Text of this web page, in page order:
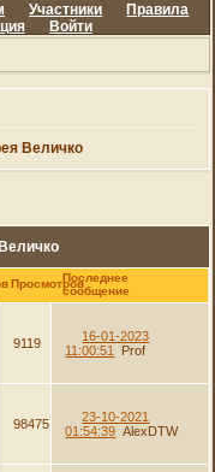
Участники
Правила
Войти
Величко
ПросмотровПоследнее
сообщение
9119
16-01-2023
11:00:51
Prof
98475
23-10-2021
01:54:39 AlexDTW